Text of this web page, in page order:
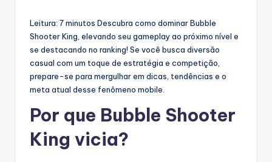
Leitura: 7 minutos Descubra como dominar Bubble
Shooter King, elevando seu gameplay ao próximo nível e
se destacando no ranking! Se você busca diversão
casual com um toque de estratégia e competição,
prepare-se para mergulhar em dicas, tendências e o
meta atual desse fenômeno mobile.
Por que Bubble Shooter
King vicia?